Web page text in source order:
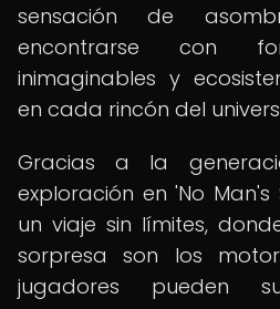
sensación de
encontrarse con
inimaginables y
en cada rincón del
Gracias a la
exploración en 'No Man's
un viaje sin límites,
sorpresa son los
jugadores pueden